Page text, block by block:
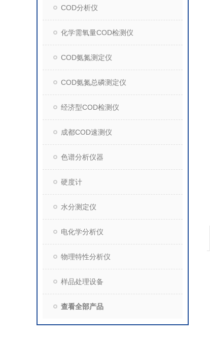
COD分析仪
化学需氧量COD检测仪
COD氨氮测定仪
COD氨氮总磷测定仪
经济型COD检测仪
成都COD速测仪
色谱分析仪器
硬度计
水分测定仪
电化学分析仪
物理特性分析仪
样品处理设备
查看全部产品